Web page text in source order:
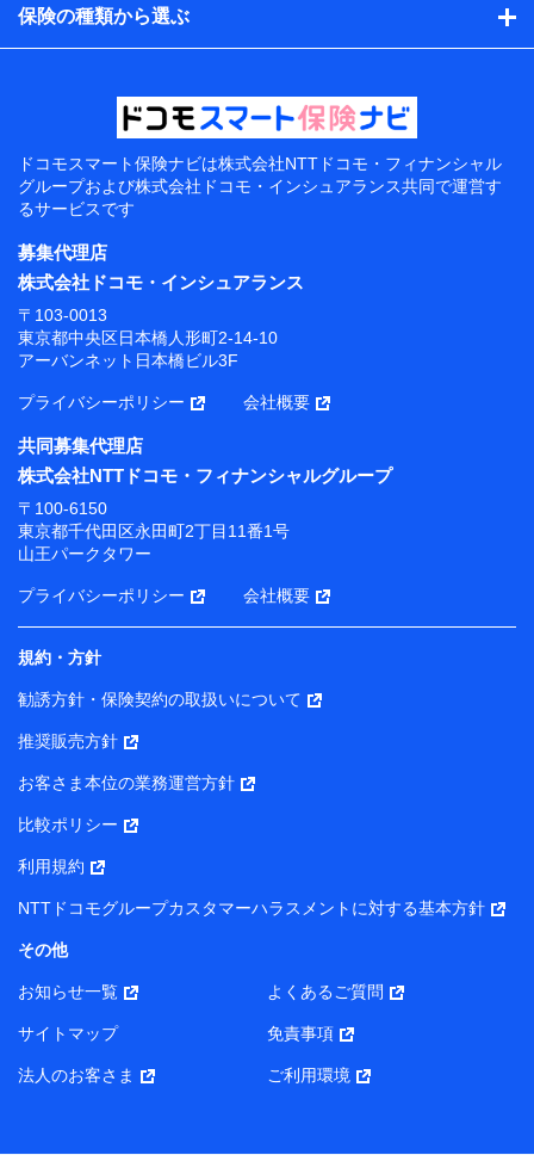
保険の種類から選ぶ
ドコモスマート保険ナビは株式会社NTTドコモ・フィナンシャル
グループおよび株式会社ドコモ・インシュアランス共同で運営す
るサービスです
募集代理店
株式会社ドコモ・インシュアランス
〒103-0013
東京都中央区日本橋人形町2-14-10
アーバンネット日本橋ビル3F
プライバシーポリシー 会社概要
共同募集代理店
株式会社NTTドコモ・フィナンシャルグループ
〒100-6150
東京都千代田区永田町2丁目11番1号
山王パークタワー
プライバシーポリシー 会社概要
規約・方針
勧誘方針・保険契約の取扱いについて
推奨販売方針
お客さま本位の業務運営方針
比較ポリシー
利用規約
NTTドコモグループカスタマーハラスメントに対する基本方針
その他
お知らせ一覧 よくあるご質問
サイトマップ 免責事項
法人のお客さま ご利用環境